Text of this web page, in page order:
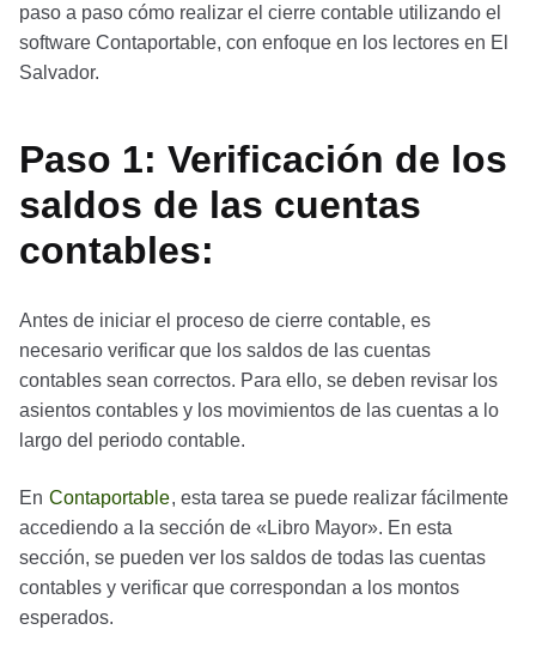
paso a paso cómo realizar el cierre contable utilizando el
software Contaportable, con enfoque en los lectores en El
Salvador.
Paso 1: Verificación de los
saldos de las cuentas
contables:
Antes de iniciar el proceso de cierre contable, es
necesario verificar que los saldos de las cuentas
contables sean correctos. Para ello, se deben revisar los
asientos contables y los movimientos de las cuentas a lo
largo del periodo contable.
En Contaportable, esta tarea se puede realizar fácilmente
accediendo a la sección de «Libro Mayor». En esta
sección, se pueden ver los saldos de todas las cuentas
contables y verificar que correspondan a los montos
esperados.